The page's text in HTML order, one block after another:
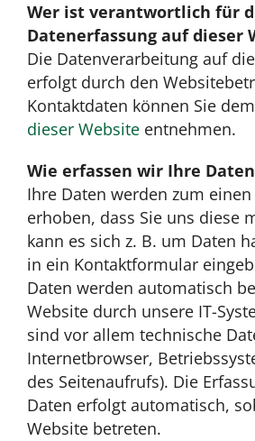
Wer ist verantwortlich für
Datenerfassung auf dieser
Die Datenverarbeitung auf
erfolgt durch den
Kontaktdaten können Sie dem
dieser Websiteentnehmen.
Wie erfassen wir Ihre
Ihre Daten werden zum
erhoben, dass Sie uns diese
kann es sich z. B. um Daten
in ein Kontaktformular
Daten werden automatisch
Website durch unsere IT-
sind vor allem technische
Internetbrowser,
des Seitenaufrufs). Die
Daten erfolgt automatisch,
Website betreten.